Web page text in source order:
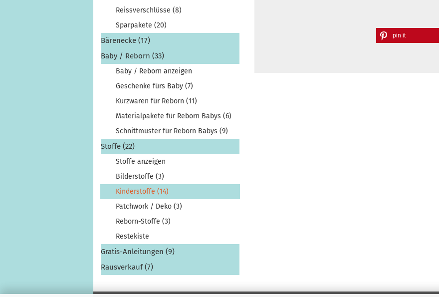
pin it
Reissverschlüsse (8)
Sparpakete (20)
Bärenecke (17)
Baby / Reborn (33)
Baby / Reborn anzeigen
Geschenke fürs Baby (7)
Kurzwaren für Reborn (11)
Materialpakete für Reborn Babys (6)
Schnittmuster für Reborn Babys (9)
Stoffe (22)
Stoffe anzeigen
Bilderstoffe (3)
Kinderstoffe (14)
Patchwork / Deko (3)
Reborn-Stoffe (3)
Restekiste
Gratis-Anleitungen (9)
Rausverkauf (7)